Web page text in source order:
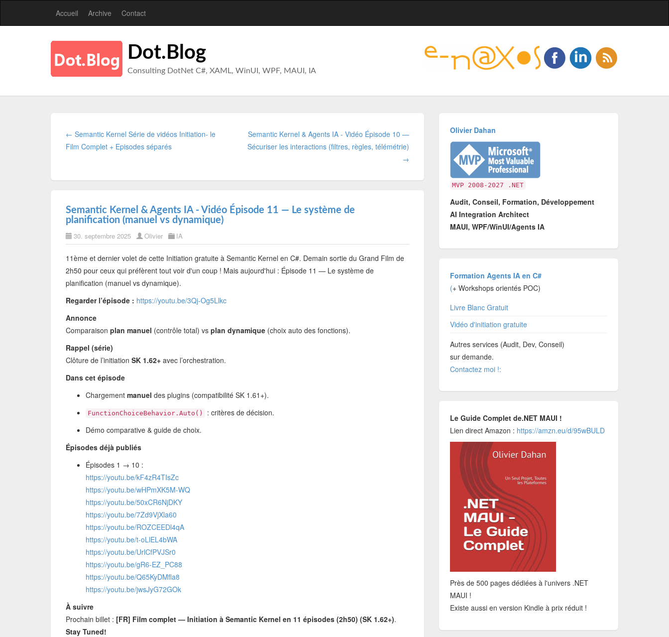
Accueil Archive Contact
Dot.Blog
Consulting DotNet C#, XAML, WinUI, WPF, MAUI, IA
← Semantic Kernel Série de vidéos Initiation- le
Film Complet + Episodes séparés
Semantic Kernel & Agents IA - Vidéo Épisode 10 —
Sécuriser les interactions (filtres, règles, télémétrie)
→
Semantic Kernel & Agents IA - Vidéo Épisode 11 — Le système de
planification (manuel vs dynamique)
30. septembre 2025 Olivier IA
11ème et dernier volet de cette Initiation gratuite à Semantic Kernel en C#. Demain sortie du Grand Film de
2h50 pour ceux qui préfèrent tout voir d'un coup ! Mais aujourd'hui : Épisode 11 — Le système de
planification (manuel vs dynamique).
Regarder l’épisode : https://youtu.be/3Qj-Og5Llkc
Annonce
Comparaison plan manuel (contrôle total) vs plan dynamique (choix auto des fonctions).
Rappel (série)
Clôture de l’initiation SK 1.62+ avec l’orchestration.
Dans cet épisode
Chargement manuel des plugins (compatibilité SK 1.61+).
FunctionChoiceBehavior.Auto()
: critères de décision.
Démo comparative & guide de choix.
Épisodes déjà publiés
Épisodes 1 → 10 :
https://youtu.be/kF4zR4TIsZc
https://youtu.be/wHPmXK5M-WQ
https://youtu.be/50xCR6NjDKY
https://youtu.be/7Zd9VjXla60
https://youtu.be/ROZCEEDl4qA
https://youtu.be/t-oLlEL4bWA
https://youtu.be/UrlCfPVJSr0
https://youtu.be/gR6-EZ_PC88
https://youtu.be/Q65KyDMfla8
https://youtu.be/jwsJyG72GOk
À suivre
Prochain billet : [FR] Film complet — Initiation à Semantic Kernel en 11 épisodes (2h50) (SK 1.62+).
Stay Tuned!
Olivier Dahan
MVP 2008-2027 .NET
Audit, Conseil, Formation, Développement
AI Integration Architect
MAUI, WPF/WinUI/Agents IA
Formation Agents IA en C#
(+ Workshops orientés POC)
Livre Blanc Gratuit
Vidéo d'initiation gratuite
Autres services (Audit, Dev, Conseil)
sur demande.
Contactez moi !:
Le Guide Complet de.NET MAUI !
Lien direct Amazon : https://amzn.eu/d/95wBULD
Près de 500 pages dédiées à l'univers .NET
MAUI !
Existe aussi en version Kindle à prix réduit !